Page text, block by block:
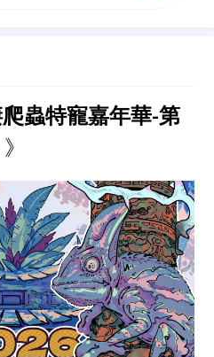
這。 兩棲爬蟲、特寵、昆
北世貿一館 - B區，等你來
蟲特寵嘉年華-第
》